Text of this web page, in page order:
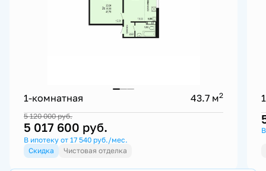
1-комнатная 43.7 м2
5 120 000руб.
5 017 600 руб.
В ипотеку от 17 540 руб./мес.
Скидка
Чистовая отделка